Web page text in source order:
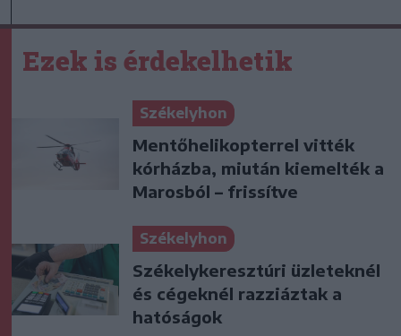
Ezek is érdekelhetik
Székelyhon
Mentőhelikopterrel vitték
kórházba, miután kiemelték a
Marosból – frissítve
Székelyhon
Székelykeresztúri üzleteknél
és cégeknél razziáztak a
hatóságok